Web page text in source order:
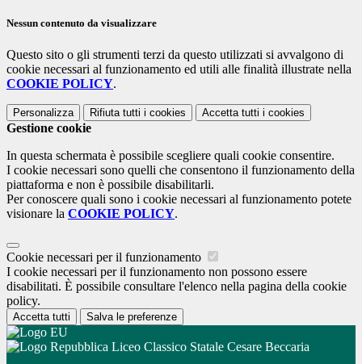
Nessun contenuto da visualizzare
Questo sito o gli strumenti terzi da questo utilizzati si avvalgono di
cookie necessari al funzionamento ed utili alle finalità illustrate nella
COOKIE POLICY.
Personalizza Rifiuta tutti i cookies Accetta tutti i cookies
Gestione cookie
In questa schermata è possibile scegliere quali cookie consentire.
I cookie necessari sono quelli che consentono il funzionamento della
piattaforma e non è possibile disabilitarli.
Per conoscere quali sono i cookie necessari al funzionamento potete
visionare la COOKIE POLICY.
Cookie necessari per il funzionamento
I cookie necessari per il funzionamento non possono essere
disabilitati. È possibile consultare l'elenco nella pagina della cookie
policy.
Accetta tutti Salva le preferenze
Liceo Classico Statale Cesare Beccaria